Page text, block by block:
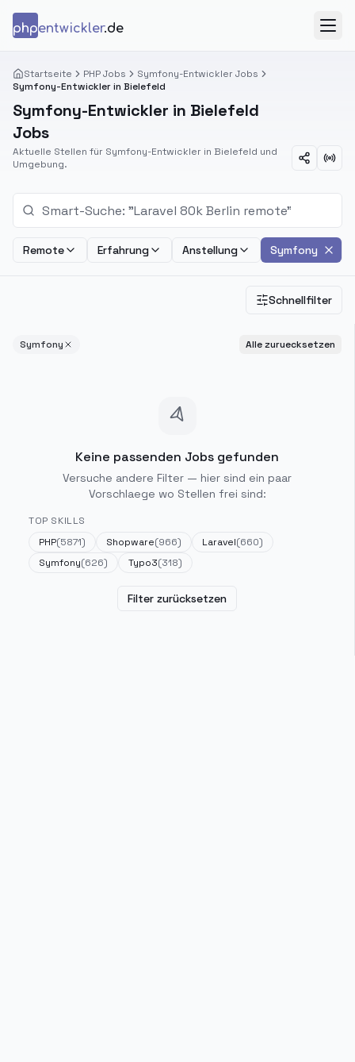
phpentwickler.de
Startseite PHP Jobs
Symfony-Entwickler Jobs
Symfony-Entwickler in Bielefeld
Symfony-Entwickler in Bielefeld
Jobs
Aktuelle Stellen für Symfony-Entwickler in Bielefeld und
Umgebung.
Remote Erfahrung Anstellung Symfony
Schnellfilter
Symfony Alle zuruecksetzen
Keine passenden Jobs gefunden
Versuche andere Filter — hier sind ein paar
Vorschlaege wo Stellen frei sind:
TOP SKILLS
PHP(5871) Shopware(966) Laravel(660)
Symfony(626) Typo3(318)
Filter zurücksetzen